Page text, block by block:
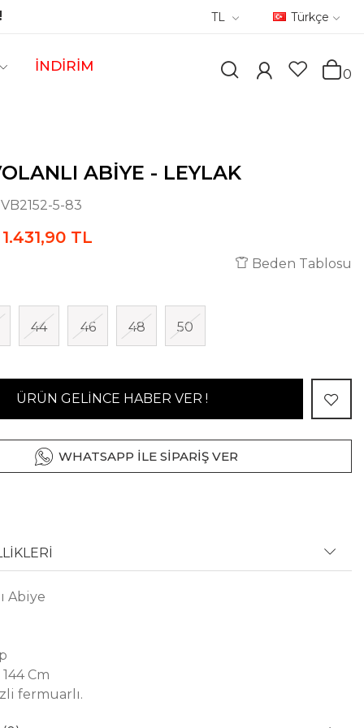
TL Türkçe
İNDİRİM
0
ABIYE - LEYLAK
VB2152-5-83
1.431,90 TL
Beden Tablosu
44 46 48 50
ÜRÜN GELİNCE HABER VER !
WHATSAPP İLE SİPARİŞ VER
Abiye
Cm
fermuarlı.